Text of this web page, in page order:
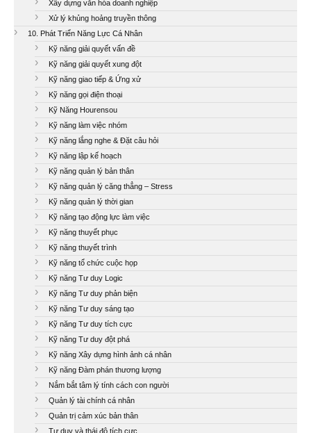
Xây dựng văn hóa doanh nghiệp
Xử lý khủng hoảng truyền thông
10. Phát Triển Năng Lực Cá Nhân
Kỹ năng giải quyết vấn đề
Kỹ năng giải quyết xung đột
Kỹ năng giao tiếp & Ứng xử
Kỹ năng gọi điện thoại
Kỹ Năng Hourensou
Kỹ năng làm việc nhóm
Kỹ năng lắng nghe & Đặt câu hỏi
Kỹ năng lập kế hoạch
Kỹ năng quản lý bản thân
Kỹ năng quản lý căng thẳng – Stress
Kỹ năng quản lý thời gian
Kỹ năng tạo động lực làm việc
Kỹ năng thuyết phục
Kỹ năng thuyết trình
Kỹ năng tổ chức cuộc họp
Kỹ năng Tư duy Logic
Kỹ năng Tư duy phản biện
Kỹ năng Tư duy sáng tạo
Kỹ năng Tư duy tích cực
Kỹ năng Tư duy đột phá
Kỹ năng Xây dựng hình ảnh cá nhân
Kỹ năng Đàm phán thương lượng
Nắm bắt tâm lý tính cách con người
Quản lý tài chính cá nhân
Quản trị cảm xúc bản thân
Tư duy và thái độ tích cực